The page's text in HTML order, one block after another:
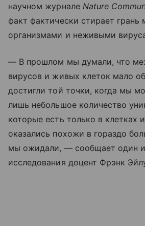
научном журнале Nature
факт фактически стирает
организмами и неживыми
— В прошлом мы думали, что
вирусов и живых клеток мало
достигли той точки, когда мы
лишь небольшое количество
которые есть только в клетках
оказались похожи в гораздо
мы ожидали, — сообщает один
исследования доцент Фрэнк